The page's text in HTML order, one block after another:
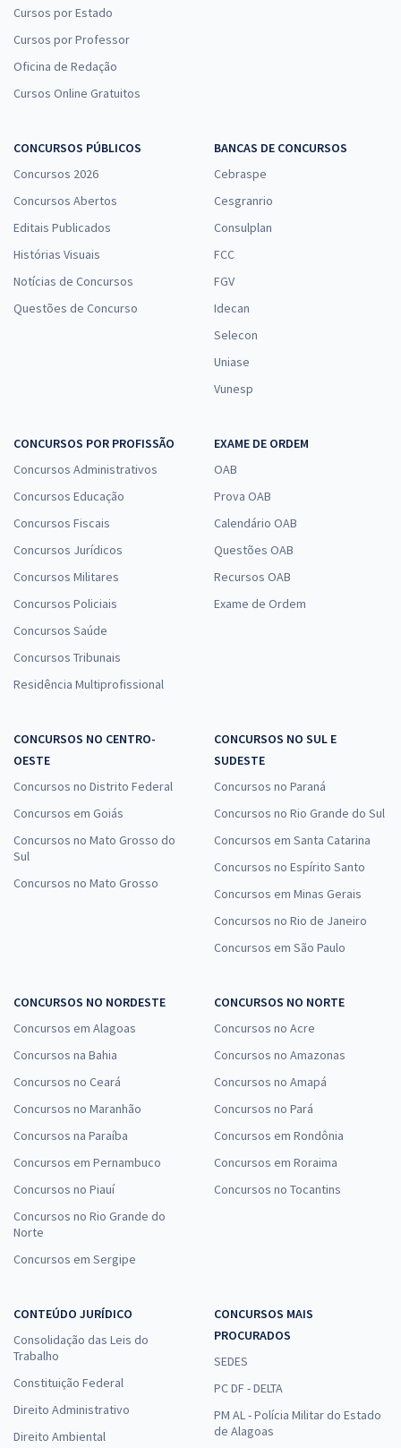
Cursos por Estado
Cursos por Professor
Oficina de Redação
Cursos Online Gratuitos
CONCURSOS PÚBLICOS
Concursos 2026
Concursos Abertos
Editais Publicados
Histórias Visuais
Notícias de Concursos
Questões de Concurso
BANCAS DE CONCURSOS
Cebraspe
Cesgranrio
Consulplan
FCC
FGV
Idecan
Selecon
Uniase
Vunesp
CONCURSOS POR PROFISSÃO
Concursos Administrativos
Concursos Educação
Concursos Fiscais
Concursos Jurídicos
Concursos Militares
Concursos Policiais
Concursos Saúde
Concursos Tribunais
Residência Multiprofissional
EXAME DE ORDEM
OAB
Prova OAB
Calendário OAB
Questões OAB
Recursos OAB
Exame de Ordem
CONCURSOS NO CENTRO-
OESTE
Concursos no Distrito Federal
Concursos em Goiás
Concursos no Mato Grosso do
Sul
Concursos no Mato Grosso
CONCURSOS NO SUL E
SUDESTE
Concursos no Paraná
Concursos no Rio Grande do Sul
Concursos em Santa Catarina
Concursos no Espírito Santo
Concursos em Minas Gerais
Concursos no Rio de Janeiro
Concursos em São Paulo
CONCURSOS NO NORDESTE
Concursos em Alagoas
Concursos na Bahia
Concursos no Ceará
Concursos no Maranhão
Concursos na Paraíba
Concursos em Pernambuco
Concursos no Piauí
Concursos no Rio Grande do
Norte
Concursos em Sergipe
CONCURSOS NO NORTE
Concursos no Acre
Concursos no Amazonas
Concursos no Amapá
Concursos no Pará
Concursos em Rondônia
Concursos em Roraima
Concursos no Tocantins
CONTEÚDO JURÍDICO
Consolidação das Leis do
Trabalho
Constituição Federal
Direito Administrativo
Direito Ambiental
CONCURSOS MAIS
PROCURADOS
SEDES
PC DF - DELTA
PM AL - Polícia Militar do Estado
de Alagoas